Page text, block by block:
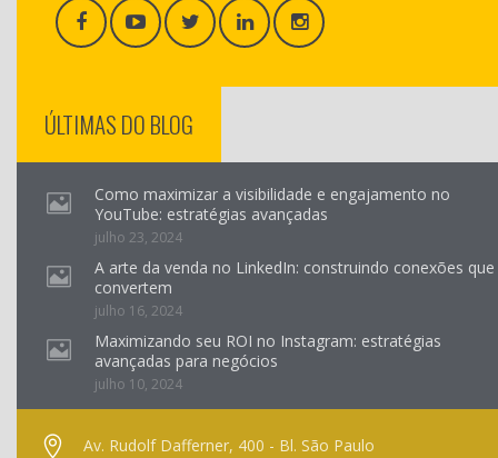
ÚLTIMAS DO BLOG
Como maximizar a visibilidade e engajamento no
YouTube: estratégias avançadas
julho 23, 2024
A arte da venda no LinkedIn: construindo conexões que
convertem
julho 16, 2024
Maximizando seu ROI no Instagram: estratégias
avançadas para negócios
julho 10, 2024
Av. Rudolf Dafferner, 400 - Bl. São Paulo